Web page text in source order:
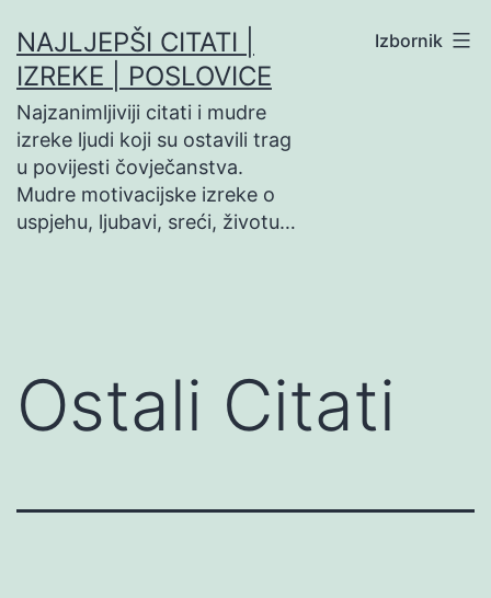
na
sadržaj
NAJLJEPŠI CITATI |
IZREKE | POSLOVICE
Najzanimljiviji citati i mudre
izreke ljudi koji su ostavili trag
u povijesti čovječanstva.
Mudre motivacijske izreke o
uspjehu, ljubavi, sreći, životu…
Izbornik
Ostali Citati